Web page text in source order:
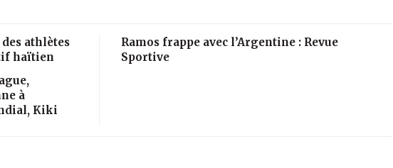
athlètes
haïtien
à
Kiki
Ramos frappe avec l’Argentine : Revue
Sportive